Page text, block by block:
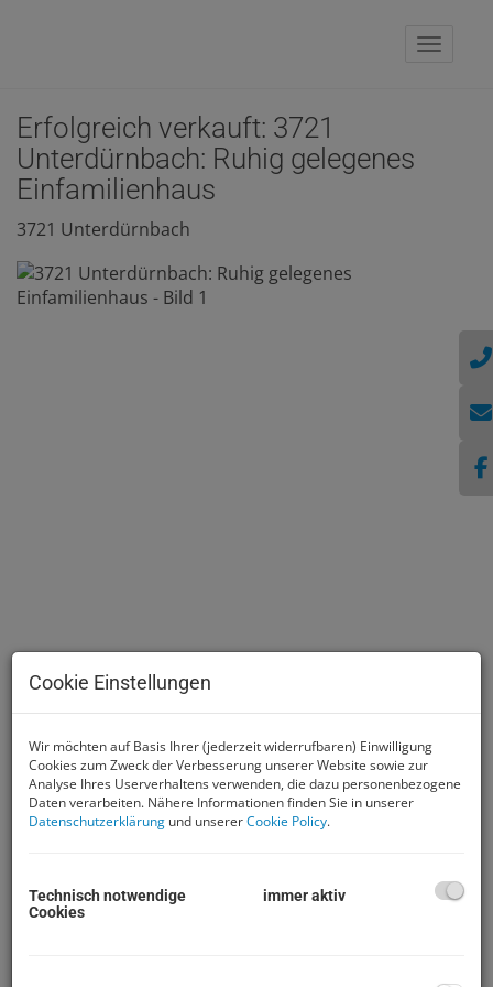
Erfolgreich verkauft: 3721
Unterdürnbach: Ruhig gelegenes
Einfamilienhaus
3721 Unterdürnbach
Beschreibung
BEREITS RESERVIERT!!!
Cookie Einstellungen
Wir möchten auf Basis Ihrer (jederzeit widerrufbaren) Einwilligung
Cookies zum Zweck der Verbesserung unserer Website sowie zur
Analyse Ihres Userverhaltens verwenden, die dazu personenbezogene
Daten verarbeiten. Nähere Informationen finden Sie in unserer
Datenschutzerklärung und unsererCookie Policy.
Technisch notwendige
Cookies
immer aktiv